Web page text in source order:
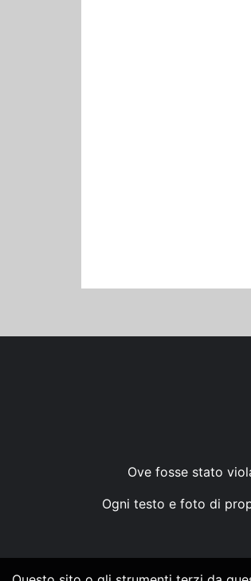
Ove fosse stato
Ogni testo e foto di